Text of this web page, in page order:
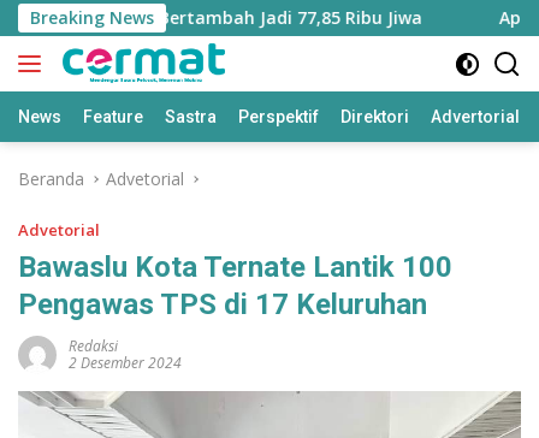
Langsung
ke
konten
Breaking News
Maluku Utara Bertambah Jadi 77,85 Ribu Jiwa
News Feature Sastra Perspektif Direktori Advertorial
Beranda Advetorial
Advetorial
Bawaslu Kota Ternate Lantik 100
Pengawas TPS di 17 Keluruhan
Redaksi
2 Desember 2024